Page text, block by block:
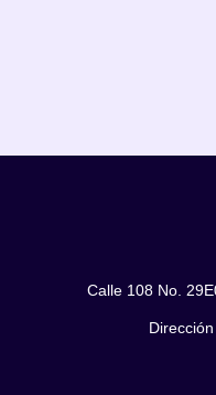
Calle 108 No.